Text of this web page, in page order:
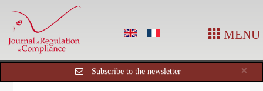
MENU
×
Subscribe to the newsletter